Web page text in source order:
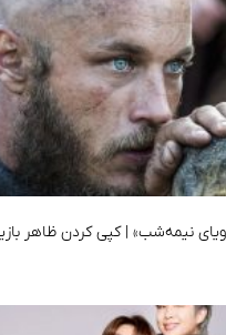
نیمه‌شب» | کپی کردن ظاهر